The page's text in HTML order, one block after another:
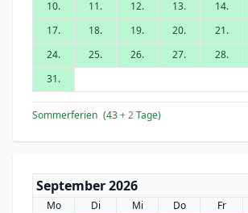
10.
11. 12. 13. 14.
17.
18. 19. 20. 21.
24.
25. 26. 27. 28.
31.
Sommerferien (43+ 2Tage)
September 2026
Mo Di Mi Do Fr